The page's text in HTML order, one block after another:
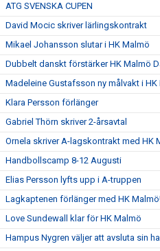
ATG SVENSKA CUPEN
David Mocic skriver lärlingskontrakt
Mikael Johansson slutar i HK Malmö
Dubbelt danskt förstärker HK Malmö
Madeleine Gustafsson ny målvakt i HK
Klara Persson förlänger
Gabriel Thörn skriver 2-årsavtal
Ornela skriver A-lagskontrakt med HK
Handbollscamp 8-12 Augusti
Elias Persson lyfts upp i A-truppen
Lagkaptenen förlänger med HK
Love Sundewall klar för HK Malmö
Hampus Nygren väljer att avsluta sin